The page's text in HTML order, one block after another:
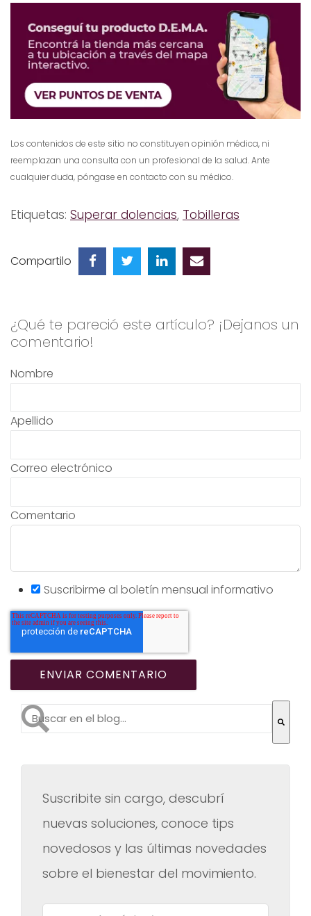
Los contenidos de este sitio no constituyen opinión médica, ni
reemplazan una consulta con un profesional de la salud. Ante
cualquier duda, póngase en contacto con su médico.
Etiquetas: Superar dolencias, Tobilleras
Compartilo
¿Qué te pareció este artículo? ¡Dejanos un
comentario!
Nombre
Apellido
Correo electrónico
Comentario
Suscribirme al boletín mensual informativo
Esto es un campo de búsqueda con una función de
Suscribite sin cargo, descubrí
nuevas soluciones, conoce tips
novedosos y las últimas novedades
sobre el bienestar del movimiento.